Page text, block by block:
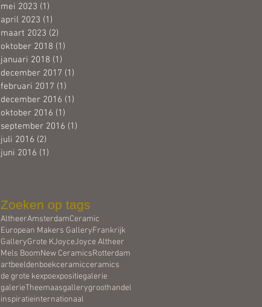
mei 2023 (1)
april 2023 (1)
maart 2023 (2)
oktober 2018 (1)
januari 2018 (1)
december 2017 (1)
februari 2017 (1)
december 2016 (1)
oktober 2016 (1)
september 2016 (1)
juli 2016 (2)
juni 2016 (1)
Zoeken op tags
AltheerAmsterdamCeramic
European Makers GalleryFrankrijk
GalleryGrote KJoyceJoyce Altheer
Mels BoomNew CeramicsRotterdam
artbeeldenboekceramicceramics
de grote kexpoexpositiegalerie
galerieTheemaasgallerygroothandel
inspiratieinternationaal